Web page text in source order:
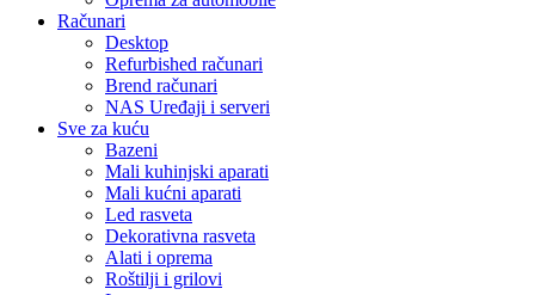
Računari
Desktop
Refurbished računari
Brend računari
NAS Uređaji i serveri
Sve za kuću
Bazeni
Mali kuhinjski aparati
Mali kućni aparati
Led rasveta
Dekorativna rasveta
Alati i oprema
Roštilji i grilovi